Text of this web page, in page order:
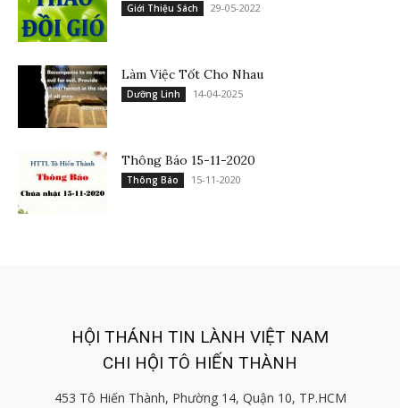
Giới Thiệu Sách 29-05-2022
Làm Việc Tốt Cho Nhau
Dưỡng Linh 14-04-2025
Thông Báo 15-11-2020
Thông Báo 15-11-2020
HỘI THÁNH TIN LÀNH VIỆT NAM
CHI HỘI TÔ HIẾN THÀNH
453 Tô Hiến Thành, Phường 14, Quận 10, TP.HCM